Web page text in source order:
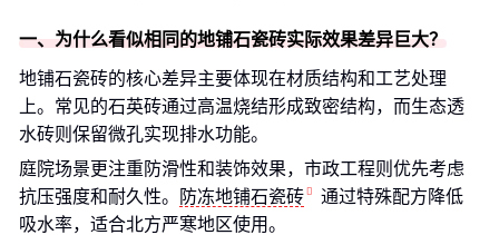
一、为什么看似相同的地铺石瓷砖实际效果差异巨大？
地铺石瓷砖的核心差异主要体现在材质结构和工艺处理
上。常见的石英砖通过高温烧结形成致密结构，而生态透
水砖则保留微孔实现排水功能。
庭院场景更注重防滑性和装饰效果，市政工程则优先考虑
抗压强度和耐久性。
防冻地铺石瓷砖
通过特殊配方降低
吸水率，适合北方严寒地区使用。